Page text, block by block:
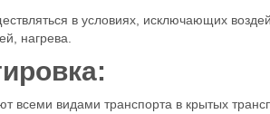
в условиях, исключающих
нагрева.
всеми видами транспорта в крытых